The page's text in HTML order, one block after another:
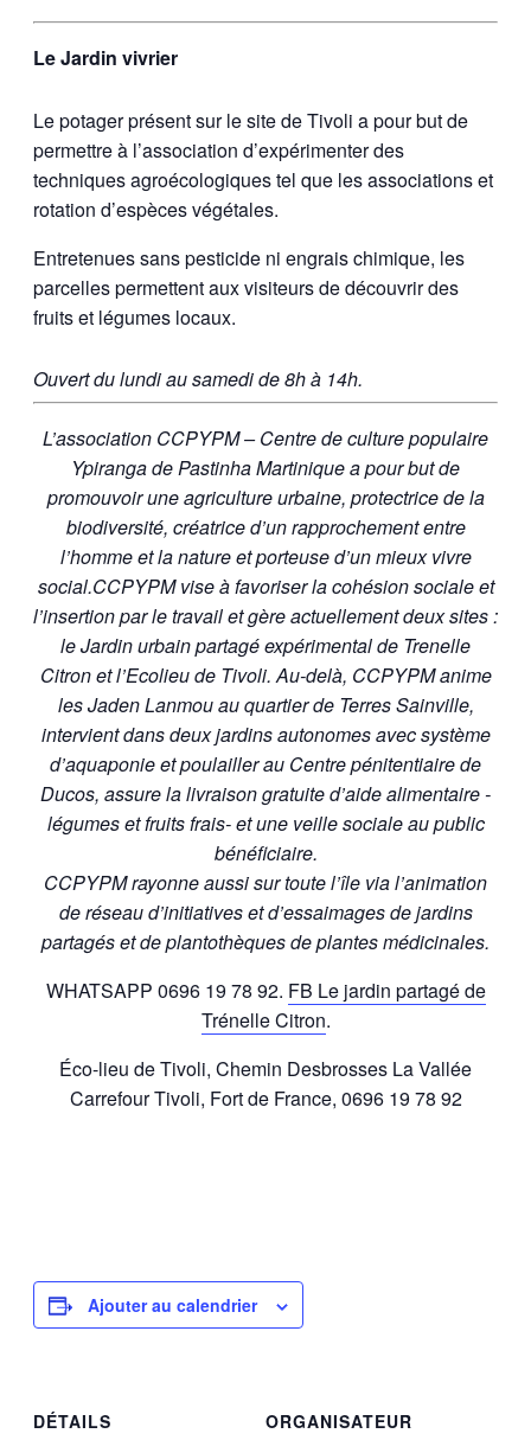
Le Jardin vivrier
Le potager présent sur le site de Tivoli a pour but de
permettre à l’association d’expérimenter des
techniques agroécologiques tel que les associations et
rotation d’espèces végétales.
Entretenues sans pesticide ni engrais chimique, les
parcelles permettent aux visiteurs de découvrir des
fruits et légumes locaux.
Ouvert du lundi au samedi de 8h à 14h.
L’association CCPYPM – Centre de culture populaire
Ypiranga de Pastinha Martinique a pour but de
promouvoir une agriculture urbaine, protectrice de la
biodiversité, créatrice d’un rapprochement entre
l’homme et la nature et porteuse d’un mieux vivre
social.CCPYPM vise à favoriser la cohésion sociale et
l’insertion par le travail et gère actuellement deux sites :
le Jardin urbain partagé expérimental de Trenelle
Citron et l’Ecolieu de Tivoli. Au-delà, CCPYPM anime
les Jaden Lanmou au quartier de Terres Sainville,
intervient dans deux jardins autonomes avec système
d’aquaponie et poulailler au Centre pénitentiaire de
Ducos, assure la livraison gratuite d’aide alimentaire -
légumes et fruits frais- et une veille sociale au public
bénéficiaire.
CCPYPM rayonne aussi sur toute l’île via l’animation
de réseau d’initiatives et d’essaimages de jardins
partagés et de plantothèques de plantes médicinales.
WHATSAPP 0696 19 78 92. FB Le jardin partagé de
Trénelle Citron.
Éco-lieu de Tivoli, Chemin Desbrosses La Vallée
Carrefour Tivoli, Fort de France, 0696 19 78 92
Ajouter au calendrier
DÉTAILS
ORGANISATEUR